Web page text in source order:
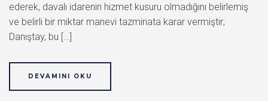
ederek, davalı idarenin hizmet kusuru olmadığını belirlemiş
ve belirli bir miktar manevi tazminata karar vermiştir;
Danıştay, bu […]
DEVAMINI OKU